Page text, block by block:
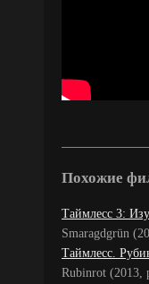
Похожие
Таймлесс 3:
Smaragdgrün
Таймлесс.
Rubinrot (2013,